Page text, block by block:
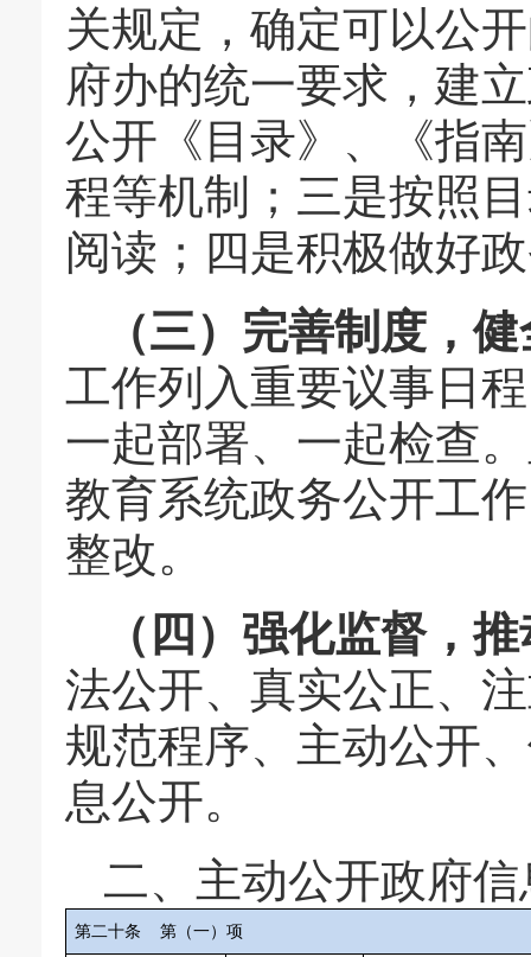
关规定，确定可以公
府办的统一要求，建
公开《目录》、《指
程等机制；三是按照
阅读；四是积极做好
（三）完善制度，
工作列入重要议事日
一起部署、一起检查
教育系统政务公开工
整改。
（四）强化监督，
法公开、真实公正、
规范程序、主动公开
息公开。
二、主动公开政府
第二十条 第（一）项